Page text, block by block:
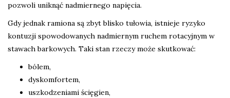
pozwoli uniknąć nadmiernego napięcia.
Gdy jednak ramiona są zbyt blisko tułowia, istnieje ryzyko
kontuzji spowodowanych nadmiernym ruchem rotacyjnym w
stawach barkowych. Taki stan rzeczy może skutkować:
bólem,
dyskomfortem,
uszkodzeniami ścięgien,